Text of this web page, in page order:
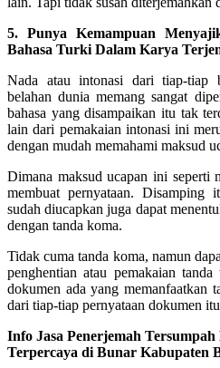
5. Punya Kemampuan
Bahasa Turki Dalam Karya
Nada atau intonasi dari tiap-tiap
belahan dunia memang sangat
bahasa yang disampaikan itu tak
lain dari pemakaian intonasi ini
dengan mudah memahami maksud
Dimana maksud ucapan ini seperti
membuat pernyataan.
sudah diucapkan juga dapat
dengan tanda koma.
Tidak cuma tanda koma, namun
penghentian atau pemakaian
dokumen ada yang memanfaatkan
dari tiap-tiap pernyataan dokumen
Info Jasa Penerjemah
Terpercaya di Bunar Kabupaten